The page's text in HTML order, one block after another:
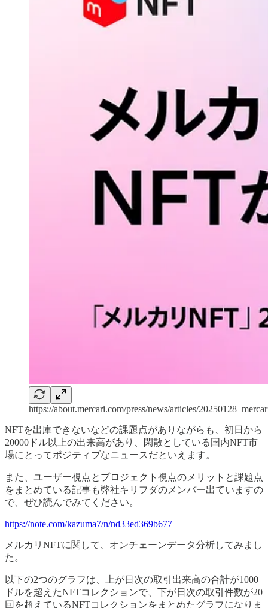
https://about.mercari.com/press/news/articles/
NFTを出庫できないなどの課題点がありながらも、初日から
20000ドル以上の出来高があり、閑散としている国内NFT市
場にとってポジティブなニュースだといえます。
また、ユーザー視点とプロジェクト視点のメリットと課題点
をまとめている記事も弊社キリフダのメンバー出ていますの
で、ぜひ読んでみてください。
https://note.com/kazuma7/n/nd33ed369b677
メルカリNFTに関して、オンチェーンデータ分析してみまし
た。
以下の2つのグラフは、上が日次の取引出来高の合計が1000
ドルを超えたNFTコレクションで、下が日次の取引件数が20
回を超えているNFTコレクションをまとめたグラフになりま